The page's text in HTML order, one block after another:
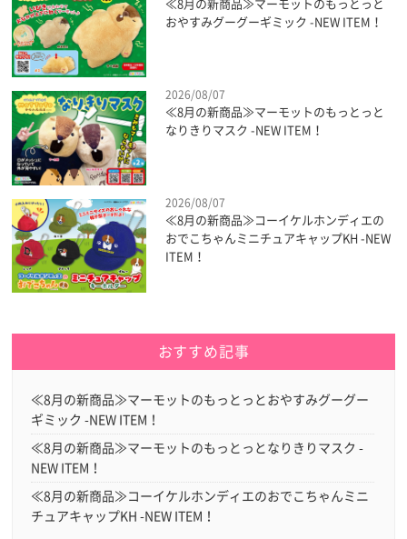
≪8月の新商品≫マーモットのもっとっと
おやすみグーグーギミック -NEW ITEM！
2026/08/07
≪8月の新商品≫マーモットのもっとっと
なりきりマスク -NEW ITEM！
2026/08/07
≪8月の新商品≫コーイケルホンディエの
おでこちゃんミニチュアキャップKH -NEW
ITEM！
おすすめ記事
≪8月の新商品≫マーモットのもっとっとおやすみグーグー
ギミック -NEW ITEM！
≪8月の新商品≫マーモットのもっとっとなりきりマスク -
NEW ITEM！
≪8月の新商品≫コーイケルホンディエのおでこちゃんミニ
チュアキャップKH -NEW ITEM！